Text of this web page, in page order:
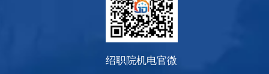
绍职院机电官微